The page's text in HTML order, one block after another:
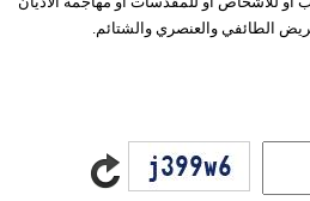
الطائفي والعنصري والشتائم.